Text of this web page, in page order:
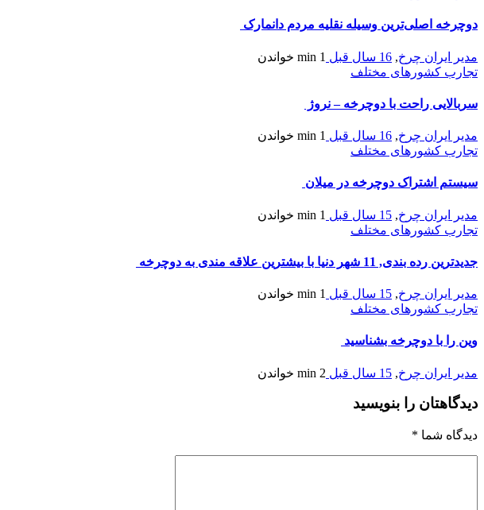
دوچرخه اصلی‌ترین وسیله نقلیه مردم دانمارک
مدیر ایران چرخ, 16 سال قبل 1 min
خواندن
تجارب کشورهای مختلف
سربالایی راحت با دوچرخه – نروژ
مدیر ایران چرخ, 16 سال قبل 1 min
خواندن
تجارب کشورهای مختلف
سیستم اشتراک دوچرخه در میلان
مدیر ایران چرخ, 15 سال قبل 1 min
خواندن
تجارب کشورهای مختلف
جدیدترین رده بندی, 11 شهر دنیا با بیشترین علاقه مندی به دوچرخه
مدیر ایران چرخ, 15 سال قبل 1 min
خواندن
تجارب کشورهای مختلف
وین را با دوچرخه بشناسید
مدیر ایران چرخ, 15 سال قبل 2 min خواندن
دیدگاهتان را بنویسید
دیدگاه شما *